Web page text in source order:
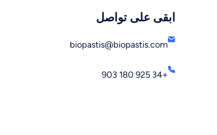
ابقى على تواصل
biopastis@biopastis.com
+34 925 180 903